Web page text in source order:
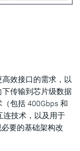
效接口的需求，以
传输到芯片级数据
包括 400Gbps 和
连技术，以及用于
要的基础架构改